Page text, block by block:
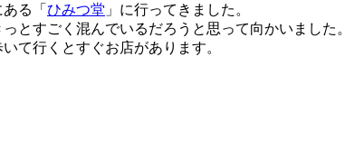
る「 ひみつ堂 」に行ってきました。
とすごく混んでいるだろうと思って向かいました。
て行くとすぐお店があります。